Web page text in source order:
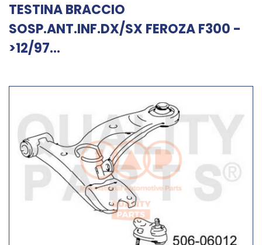
TESTINA BRACCIO
SOSP.ANT.INF.DX/SX FEROZA F300 -
>12/97...